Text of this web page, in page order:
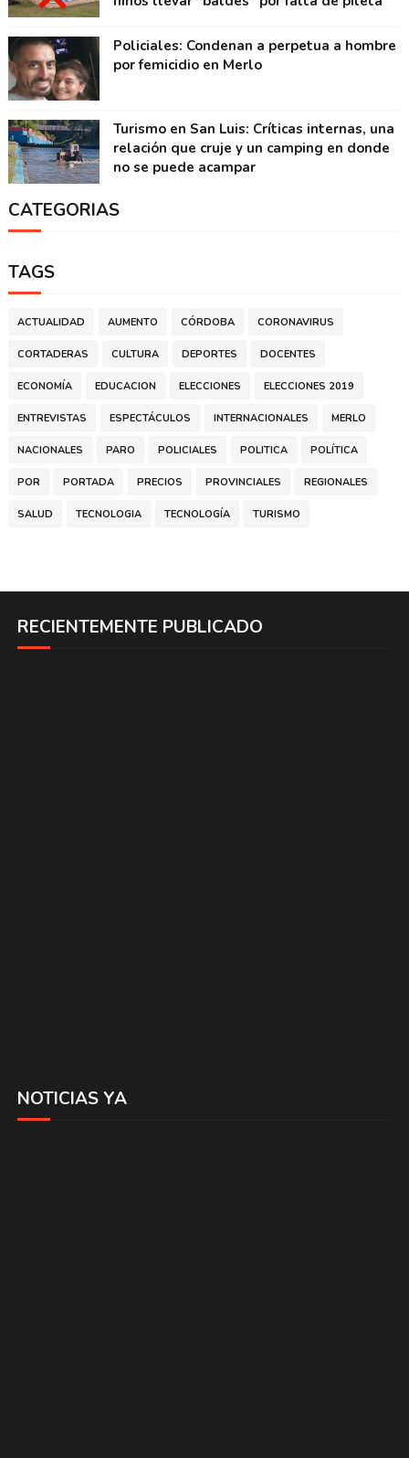
Policiales: Condenan a perpetua a hombre
por femicidio en Merlo
Turismo en San Luis: Críticas internas, una
relación que cruje y un camping en donde
no se puede acampar
CATEGORIAS
TAGS
ACTUALIDAD AUMENTO CÓRDOBA CORONAVIRUS
CORTADERAS CULTURA DEPORTES DOCENTES
ECONOMÍA EDUCACION ELECCIONES ELECCIONES 2019
ENTREVISTAS ESPECTÁCULOS INTERNACIONALES MERLO
NACIONALES PARO POLICIALES POLITICA POLÍTICA
POR PORTADA PRECIOS PROVINCIALES REGIONALES
SALUD TECNOLOGIA TECNOLOGÍA TURISMO
RECIENTEMENTE PUBLICADO
NOTICIAS YA